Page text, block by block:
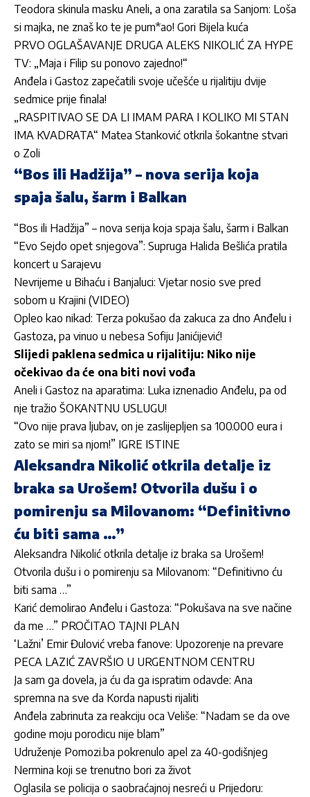
Teodora skinula masku Aneli, a ona zaratila sa Sanjom: Loša
si majka, ne znaš ko te je pum*ao! Gori Bijela kuća
PRVO OGLAŠAVANJE DRUGA ALEKS NIKOLIĆ ZA HYPE
TV: „Maja i Filip su ponovo zajedno!“
Anđela i Gastoz zapečatili svoje učešće u rijalitiju dvije
sedmice prije finala!
„RASPITIVAO SE DA LI IMAM PARA I KOLIKO MI STAN
IMA KVADRATA“ Matea Stanković otkrila šokantne stvari
o Zoli
“Bos ili Hadžija” – nova serija koja
spaja šalu, šarm i Balkan
“Bos ili Hadžija” – nova serija koja spaja šalu, šarm i Balkan
“Evo Sejdo opet snjegova”: Supruga Halida Bešlića pratila
koncert u Sarajevu
Nevrijeme u Bihaću i Banjaluci: Vjetar nosio sve pred
sobom u Krajini (VIDEO)
Opleo kao nikad: Terza pokušao da zakuca za dno Anđelu i
Gastoza, pa vinuo u nebesa Sofiju Janićijević!
Slijedi paklena sedmica u rijalitiju: Niko nije
očekivao da će ona biti novi vođa
Aneli i Gastoz na aparatima: Luka iznenadio Anđelu, pa od
nje tražio ŠOKANTNU USLUGU!
“Ovo nije prava ljubav, on je zaslijepljen sa 100.000 eura i
zato se miri sa njom!” IGRE ISTINE
Aleksandra Nikolić otkrila detalje iz
braka sa Urošem! Otvorila dušu i o
pomirenju sa Milovanom: “Definitivno
ću biti sama …”
Aleksandra Nikolić otkrila detalje iz braka sa Urošem!
Otvorila dušu i o pomirenju sa Milovanom: “Definitivno ću
biti sama …”
Karić demolirao Anđelu i Gastoza: “Pokušava na sve načine
da me …” PROČITAO TAJNI PLAN
‘Lažni’ Emir Đulović vreba fanove: Upozorenje na prevare
PECA LAZIĆ ZAVRŠIO U URGENTNOM CENTRU
Ja sam ga dovela, ja ću da ga ispratim odavde: Ana
spremna na sve da Korda napusti rijaliti
Anđela zabrinuta za reakciju oca Veliše: “Nadam se da ove
godine moju porodicu nije blam”
Udruženje Pomozi.ba pokrenulo apel za 40-godišnjeg
Nermina koji se trenutno bori za život
Oglasila se policija o saobraćajnoj nesreći u Prijedoru: